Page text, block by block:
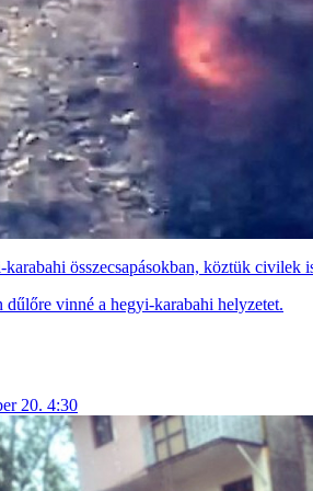
összecsapásokban, köztük civilek
vinné a hegyi-karabahi helyzetet.
20. 4:30